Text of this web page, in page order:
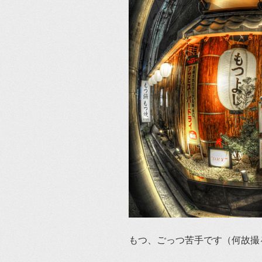
もつ、ごっつ苦手です（何故撮